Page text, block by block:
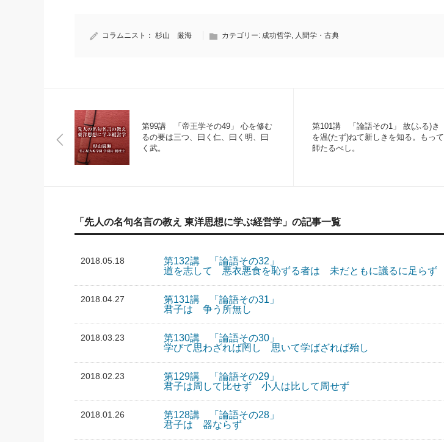
コラムニスト： 杉山 厳海 カテゴリー: 成功哲学 人間学・古典
第99講 「帝王学その49」 心を修む
るの要は三つ、曰く仁、曰く明、曰
く武。
第101講 「論語その1」 故(ふる)き
を温(たず)ねて新しきを知る。もって
師たるべし。
「先人の名句名言の教え 東洋思想に学ぶ経営学」の記事一覧
2018.05.18
第132講 「論語その32」
道を志して 悪衣悪食を恥ずる者は 未だともに議るに足らず
2018.04.27
第131講 「論語その31」
君子は 争う所無し
2018.03.23
第130講 「論語その30」
学びて思わざれば罔し 思いて学ばざれば殆し
2018.02.23
第129講 「論語その29」
君子は周して比せず 小人は比して周せず
2018.01.26
第128講 「論語その28」
君子は 器ならず